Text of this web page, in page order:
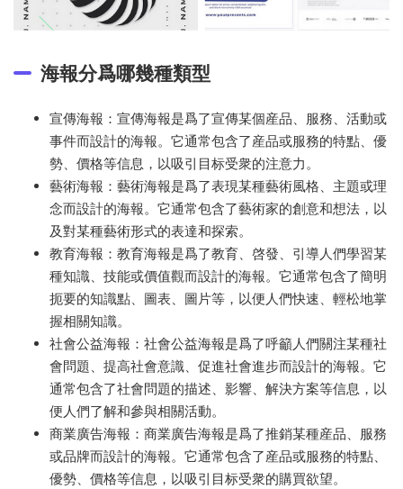
海報分爲哪幾種類型
宣傳海報：宣傳海報是爲了宣傳某個産品、服務、活動或
事件而設計的海報。它通常包含了産品或服務的特點、優
勢、價格等信息，以吸引目标受衆的注意力。
藝術海報：藝術海報是爲了表現某種藝術風格、主題或理
念而設計的海報。它通常包含了藝術家的創意和想法，以
及對某種藝術形式的表達和探索。
教育海報：教育海報是爲了教育、啓發、引導人們學習某
種知識、技能或價值觀而設計的海報。它通常包含了簡明
扼要的知識點、圖表、圖片等，以便人們快速、輕松地掌
握相關知識。
社會公益海報：社會公益海報是爲了呼籲人們關注某種社
會問題、提高社會意識、促進社會進步而設計的海報。它
通常包含了社會問題的描述、影響、解決方案等信息，以
便人們了解和參與相關活動。
商業廣告海報：商業廣告海報是爲了推銷某種産品、服務
或品牌而設計的海報。它通常包含了産品或服務的特點、
優勢、價格等信息，以吸引目标受衆的購買欲望。